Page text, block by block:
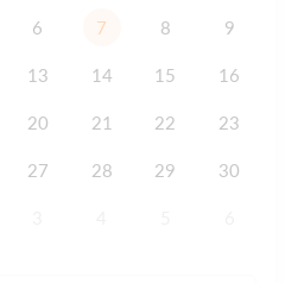
6 7 8 9
13 14 15 16
20 21 22 23
27 28 29 30